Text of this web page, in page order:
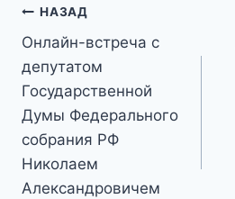
Навигация
по
записям
НАЗАД
Онлайн-встреча с
депутатом
Государственной
Думы Федерального
собрания РФ
Николаем
Александровичем